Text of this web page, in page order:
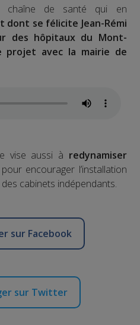
chaîne de santé qui en
dont se félicite Jean-Rémi
des hôpitaux du Mont-
projet avec la mairie de
vise aussi à redynamiser
encourager l’installation
cabinets indépendants.
sur Facebook
sur Twitter